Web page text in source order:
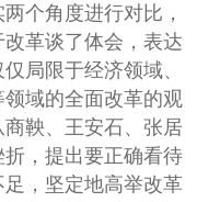
个角度进行对比，
革谈了体会，表达
局限于经济领域、
域的全面改革的观
鞅、王安石、张居
，提出要正确看待
，坚定地高举改革